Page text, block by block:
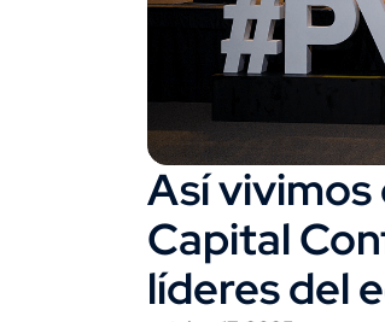
Así vivimos
Capital
líderes del